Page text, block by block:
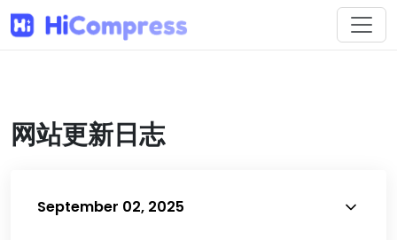
网站更新日志
September 02, 2025